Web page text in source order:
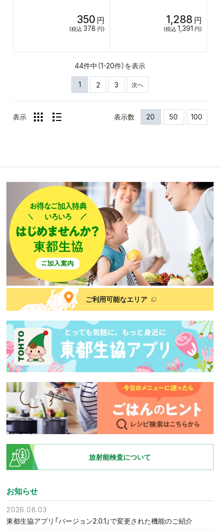
350 円
(税込 378 円)
1,288 円
(税込 1,391 円)
44件中（1-20件）を表示
1 2 3 次へ
表示 表示数 20 50 100
ご利用可能なエリア
放射能検査について
お知らせ
2026.08.03
東都生協アプリ「バージョン2.0.1」で変更された機能のご紹介